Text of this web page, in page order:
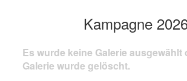
Kampagne
Es wurde keine Galerie ausgewählt
Galerie wurde gelöscht.